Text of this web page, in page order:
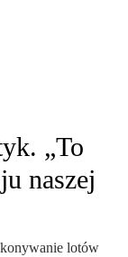
„To
naszej
lotów